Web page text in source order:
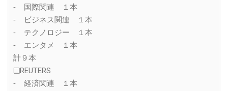
⁃ 国際関連 １本
⁃ ビジネス関連 １本
⁃ テクノロジー １本
⁃ エンタメ １本
計９本
❏REUTERS
⁃ 経済関連 １本